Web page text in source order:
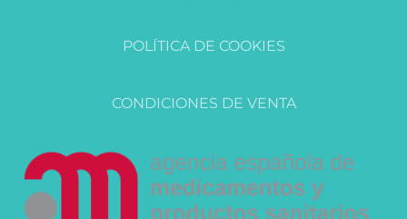
POLÍTICA DE COOKIES
CONDICIONES DE VENTA